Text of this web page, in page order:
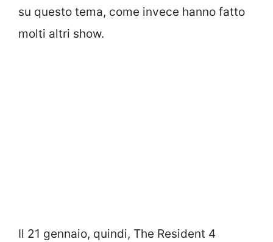
su questo tema, come invece hanno fatto
molti altri show.
Il 21 gennaio, quindi, The Resident 4